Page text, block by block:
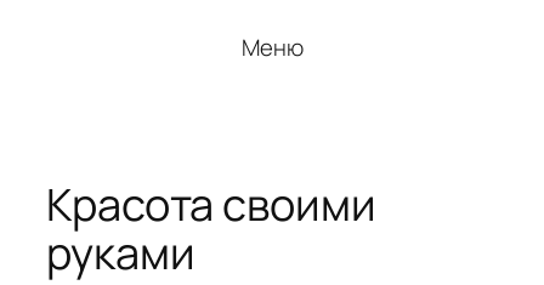
Меню
Красота своими
руками